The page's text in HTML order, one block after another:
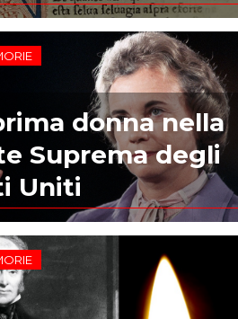
donna nella
Suprema degli
Uniti